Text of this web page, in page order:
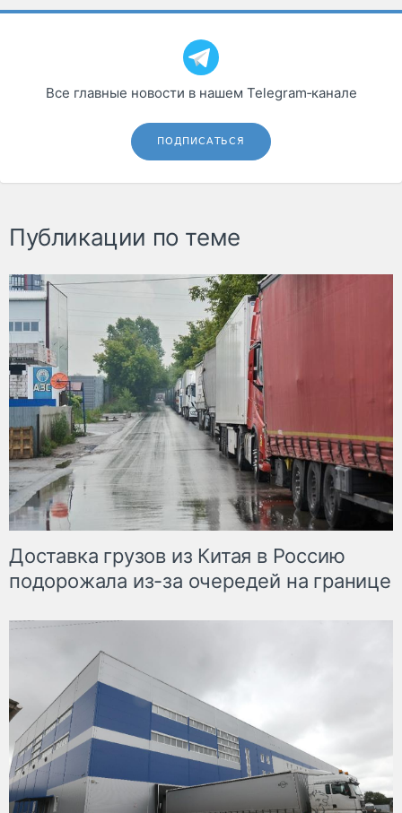
Все главные новости в нашем Telegram‑канале
ПОДПИСАТЬСЯ
Публикации по теме
Доставка грузов из Китая в Россию
подорожала из-за очередей на границе